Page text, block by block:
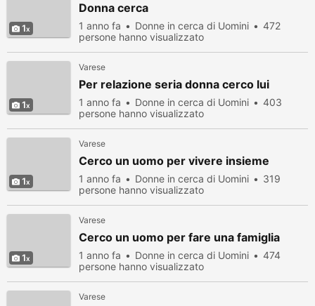
1
Donna cerca
1 anno fa Donne in cerca di Uomini
472
persone hanno visualizzato
1
Varese
Per relazione seria donna cerco lui
1 anno fa Donne in cerca di Uomini
403
persone hanno visualizzato
1
Varese
Cerco un uomo per vivere insieme
1 anno fa Donne in cerca di Uomini
319
persone hanno visualizzato
1
Varese
Cerco un uomo per fare una famiglia
1 anno fa Donne in cerca di Uomini
474
persone hanno visualizzato
Varese